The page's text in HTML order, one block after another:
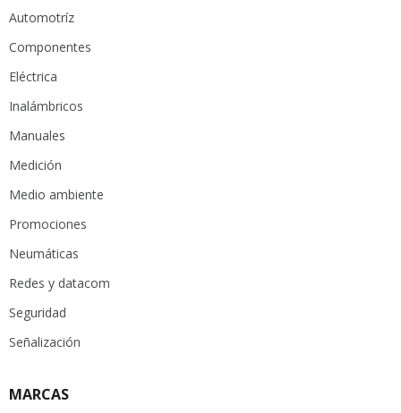
Automotríz
Componentes
Eléctrica
Inalámbricos
Manuales
Medición
Medio ambiente
Promociones
Neumáticas
Redes y datacom
Seguridad
Señalización
MARCAS